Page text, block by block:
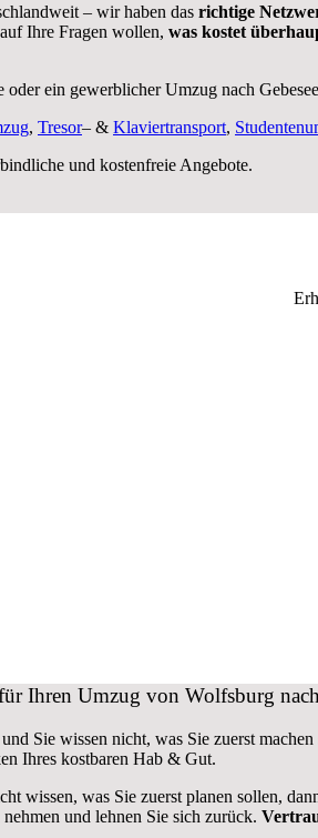
– wir haben das richtige
Ihre Fragen wollen, was kostet
oder ein gewerblicher Umzug nach
, Tresor– & Klaviertransport,
und kostenfreie Angebote.
Ihren Umzug von Wolfsburg
Sie wissen nicht, was Sie zuerst
Ihres kostbaren Hab & Gut.
wissen, was Sie zuerst planen sollen,
und lehnen Sie sich zurück.